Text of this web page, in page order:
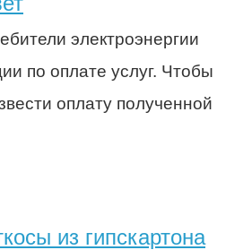
электроэнергии
по оплате услуг. Чтобы
оплату полученной
из гипскартона